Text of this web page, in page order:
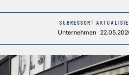
SUBRESSORT
Unternehmen